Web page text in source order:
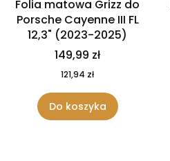
Folia matowa Grizz do
Porsche Cayenne III FL
12,3" (2023-2025)
149,99 zł
121,94 zł
Do koszyka